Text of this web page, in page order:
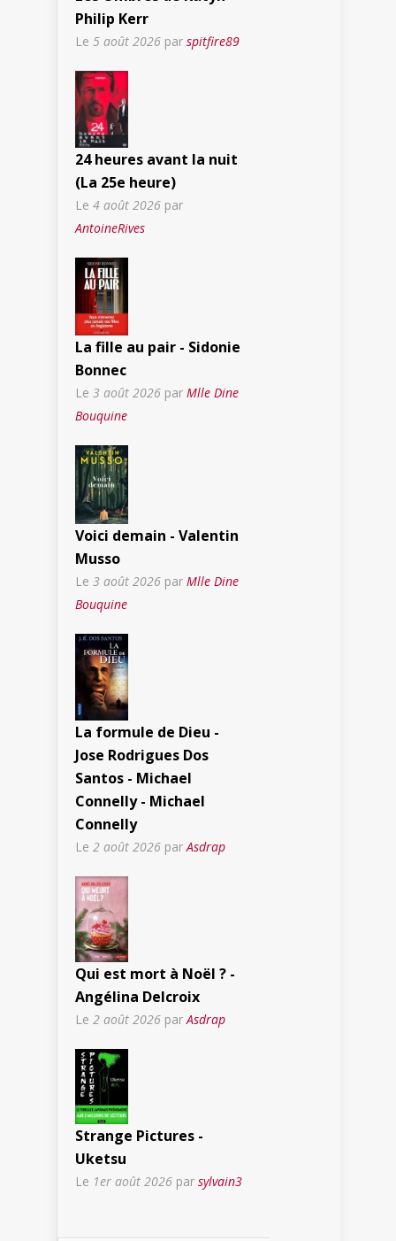
Philip Kerr
Le 5 août 2026 par spitfire89
24 heures avant la nuit
(La 25e heure)
Le 4 août 2026 par
AntoineRives
La fille au pair - Sidonie
Bonnec
Le 3 août 2026 par Mlle Dine
Bouquine
Voici demain - Valentin
Musso
Le 3 août 2026 par Mlle Dine
Bouquine
La formule de Dieu -
Jose Rodrigues Dos
Santos - Michael
Connelly - Michael
Connelly
Le 2 août 2026 parAsdrap
Qui est mort à Noël ? -
Angélina Delcroix
Le 2 août 2026 par Asdrap
Strange Pictures -
Uketsu
Le 1er août 2026 par sylvain3